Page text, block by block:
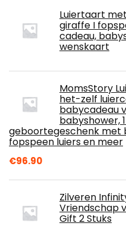
Luiertaart
giraffe I
cadeau,
wenskaart
MomsStory
het-zelf
babycadeau
babyshower,
geboortegeschenk met
fopspeen luiers en meer
€96.90
Zilveren
Vriendschap
Gift 2 Stuks